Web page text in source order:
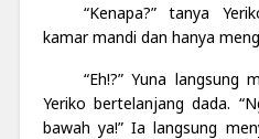
“Kenapa?” tanya
kamar mandi dan hanya
“Eh!?” Yuna langsung
Yeriko bertelanjang dada.
bawah ya!” Ia langsung